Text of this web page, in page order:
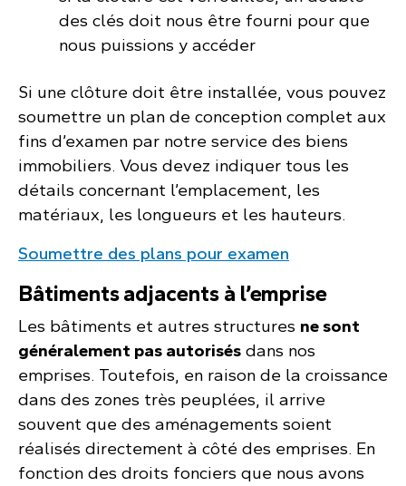
des clés doit nous être fourni pour que
nous puissions y accéder
Si une clôture doit être installée, vous pouvez
soumettre un plan de conception complet aux
fins d’examen par notre service des biens
immobiliers. Vous devez indiquer tous les
détails concernant l’emplacement, les
matériaux, les longueurs et les hauteurs.
Soumettre des plans pour examen
Bâtiments adjacents à l’emprise
Les bâtiments et autres structures ne sont
généralement pas autorisés dans nos
emprises. Toutefois, en raison de la croissance
dans des zones très peuplées, il arrive
souvent que des aménagements soient
réalisés directement à côté des emprises. En
fonction des droits fonciers que nous avons